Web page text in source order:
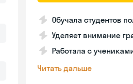
Обучала студентов
Уделяет внимание
Работала с
Читать дальше